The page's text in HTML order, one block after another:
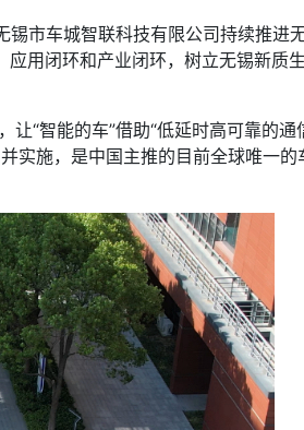
市车城智联科技有限公司持续推进
用闭环和产业闭环，树立无锡新质生
“智能的车”借助“低延时高可靠的通
实施，是中国主推的目前全球唯一的